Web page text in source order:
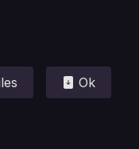
Ok